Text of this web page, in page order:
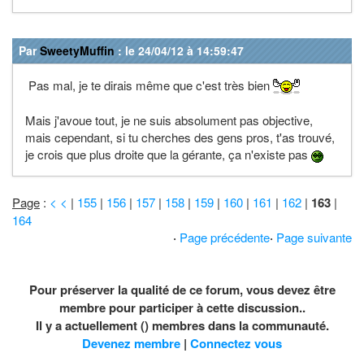
ParSweetyMuffin : le 24/04/12 à 14:59:47
Pas mal, je te dirais même que c'est très bien
Mais j'avoue tout, je ne suis absolument pas objective,
mais cependant, si tu cherches des gens pros, t'as trouvé,
je crois que plus droite que la gérante, ça n'existe pas
Page : < < | 155 | 156 | 157 | 158 | 159 | 160 | 161 | 162 | 163 |
164
· Page précédente· Page suivante
Pour préserver la qualité de ce forum, vous devez être
membre pour participer à cette discussion..
Il y a actuellement () membres dans la communauté.
Devenez membre | Connectez vous